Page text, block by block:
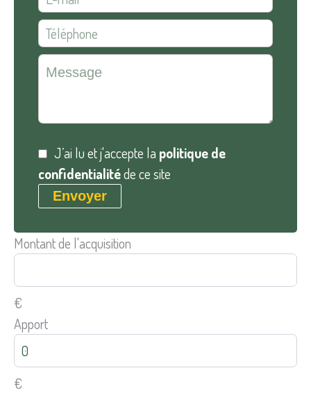
J’ai lu et j'accepte la politique de
confidentialitéde ce site
Envoyer
Montant de l'acquisition
€
Apport
€